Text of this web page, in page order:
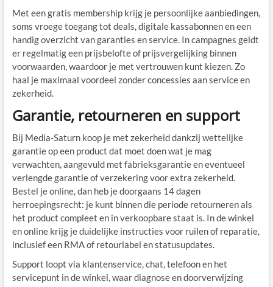
Met een gratis membership krijg je persoonlijke aanbiedingen,
soms vroege toegang tot deals, digitale kassabonnen en een
handig overzicht van garanties en service. In campagnes geldt
er regelmatig een prijsbelofte of prijsvergelijking binnen
voorwaarden, waardoor je met vertrouwen kunt kiezen. Zo
haal je maximaal voordeel zonder concessies aan service en
zekerheid.
Garantie, retourneren en support
Bij Media-Saturn koop je met zekerheid dankzij wettelijke
garantie op een product dat moet doen wat je mag
verwachten, aangevuld met fabrieksgarantie en eventueel
verlengde garantie of verzekering voor extra zekerheid.
Bestel je online, dan heb je doorgaans 14 dagen
herroepingsrecht: je kunt binnen die periode retourneren als
het product compleet en in verkoopbare staat is. In de winkel
en online krijg je duidelijke instructies voor ruilen of reparatie,
inclusief een RMA of retourlabel en statusupdates.
Support loopt via klantenservice, chat, telefoon en het
servicepunt in de winkel, waar diagnose en doorverwijzing